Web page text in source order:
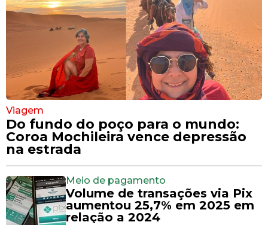
Viagem
Do fundo do poço para o mundo:
Coroa Mochileira vence depressão
na estrada
Meio de pagamento
Volume de transações via Pix
aumentou 25,7% em 2025 em
relação a 2024